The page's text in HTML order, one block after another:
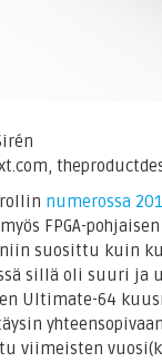
numerossa
FPGA-
suosittu kuin
sillä oli suuri ja
Ultimate-64
viimeisten